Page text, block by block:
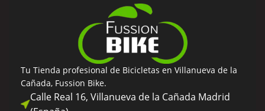
Tu Tienda profesional de Bicicletas en Villanueva de la
Cañada, Fussion Bike.
Calle Real 16, Villanueva de la Cañada Madrid